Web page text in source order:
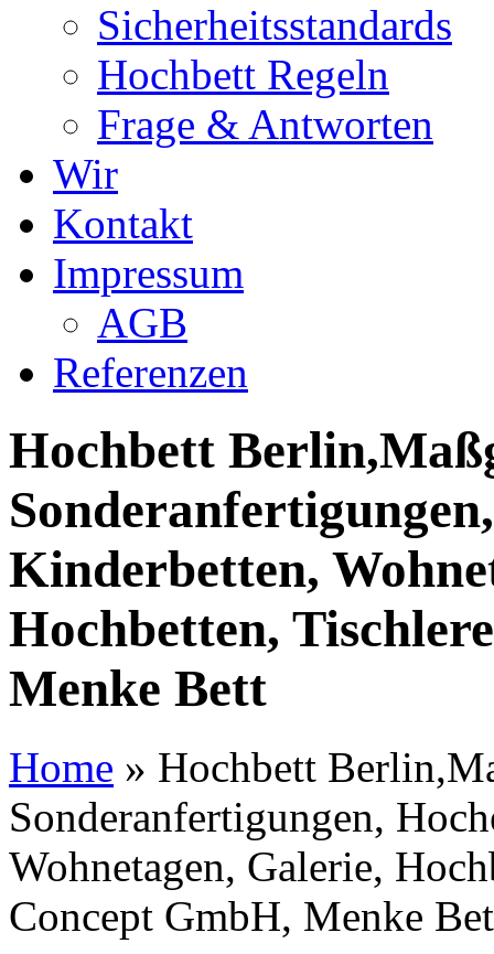
Sicherheitsstandards
Hochbett Regeln
Frage & Antworten
Wir
Kontakt
Impressum
AGB
Referenzen
Hochbett
Kinderbetten,
Hochbetten,
Menke Bett
Home » Hochbett
Sonderanfertigungen,
Wohnetagen, Galerie,
Concept GmbH, Menke